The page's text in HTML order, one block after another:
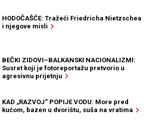
HODOČAŠĆE: Tražeći Friedricha Nietzschea
i njegove misli
BEČKI ZIDOVI–BALKANSKI NACIONALIZMI:
Susret koji je fotoreportažu pretvorio u
agresivnu prijetnju
KAD „RAZVOJ“ POPIJE VODU: More pred
kućom, bazen u dvorištu, suša na vratima